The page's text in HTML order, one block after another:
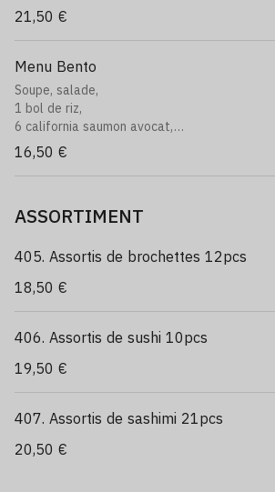
9 sashimi assortiment,
6 california saumon avocat,
6 saumon roll cheese
21,50 €
Menu Bento
Soupe, salade,
1 bol de riz,
6 california saumon avocat,
3 sushi assortiment,
6 sashimi assortiment,
3 raviolis au poulet
16,50 €
ASSORTIMENT
405. Assortis de brochettes 12pcs
18,50 €
406. Assortis de sushi 10pcs
19,50 €
407. Assortis de sashimi 21pcs
20,50 €